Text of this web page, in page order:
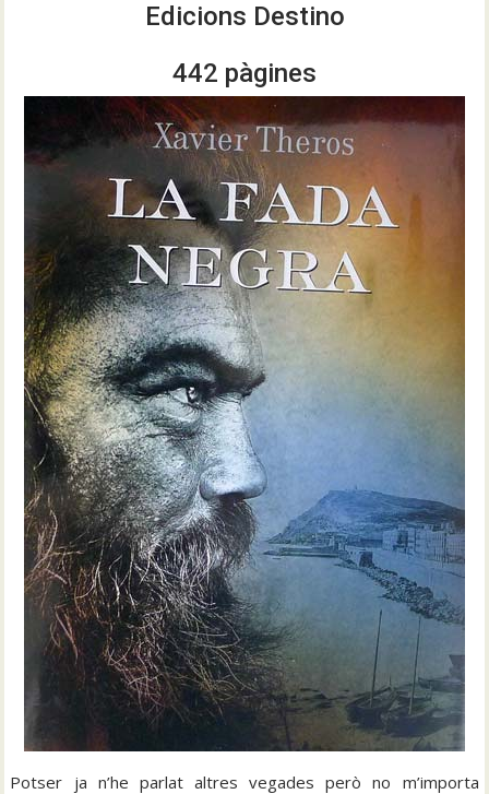
Edicions Destino
442 pàgines
Potser ja n’he parlat altres vegades però no m’importa